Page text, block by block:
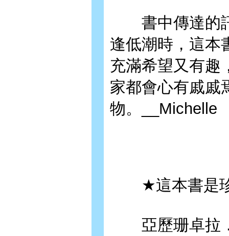
書中傳達的訊
逢低潮時，這本
充滿希望又有趣
家都會心有戚戚
物。__Michelle
★這本書是
亞歷珊卓拉．